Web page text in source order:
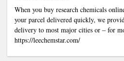
When you buy research chemicals
your parcel delivered quickly, we
delivery to most major cities or – for
https://leechemstar.com/